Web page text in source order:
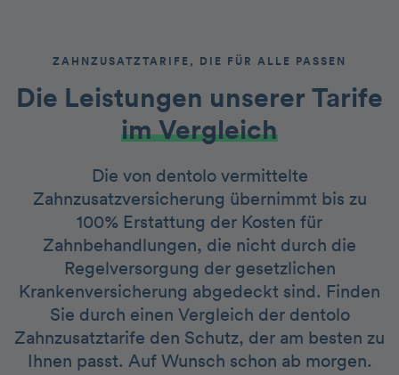
ZAHNZUSATZTARIFE, DIE FÜR ALLE PASSEN
Die Leistungen unserer Tarife
im Vergleich
Die von dentolo vermittelte
Zahnzusatzversicherung übernimmt bis zu
100% Erstattung der Kosten für
Zahnbehandlungen, die nicht durch die
Regelversorgung der gesetzlichen
Krankenversicherung abgedeckt sind. Finden
Sie durch einen Vergleich der dentolo
Zahnzusatztarife den Schutz, der am besten zu
Ihnen passt. Auf Wunsch schon ab morgen.